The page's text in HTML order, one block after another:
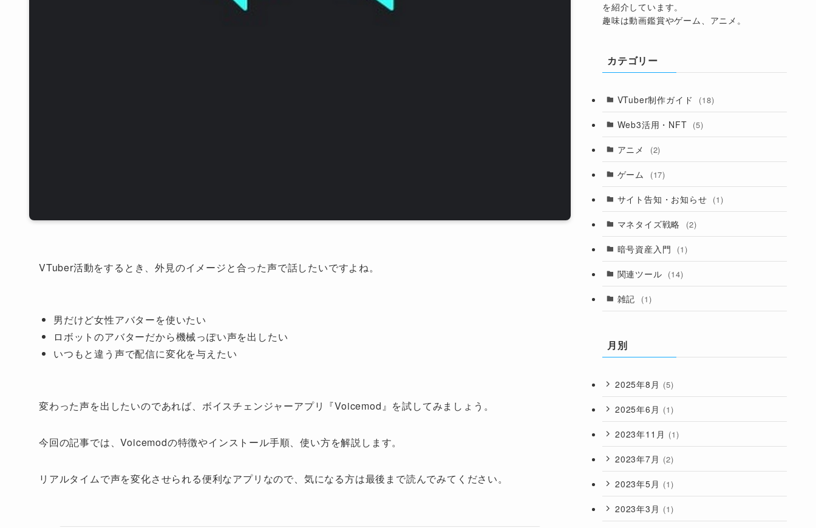
VTuber活動をするとき、外見のイメージと合った声で話したいですよね。
男だけど女性アバターを使いたい
ロボットのアバターだから機械っぽい声を出したい
いつもと違う声で配信に変化を与えたい
変わった声を出したいのであれば、ボイスチェンジャーアプリ『Voicemod』を試してみましょう。
今回の記事では、Voicemodの特徴やインストール手順、使い方を解説します。
リアルタイムで声を変化させられる便利なアプリなので、気になる方は最後まで読んでみてください。
を紹介しています。
趣味は動画鑑賞やゲーム、アニメ。
カテゴリー
VTuber制作ガイド (18)
Web3活用・NFT (5)
アニメ (2)
ゲーム (17)
サイト告知・お知らせ (1)
マネタイズ戦略 (2)
暗号資産入門 (1)
関連ツール (14)
雑記 (1)
月別
2025年8月 (5)
2025年6月 (1)
2023年11月 (1)
2023年7月 (2)
2023年5月 (1)
2023年3月 (1)